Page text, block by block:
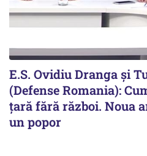
E.S. Ovidiu Dranga și
(Defense Romania):
țară fără război. Noua
un popor